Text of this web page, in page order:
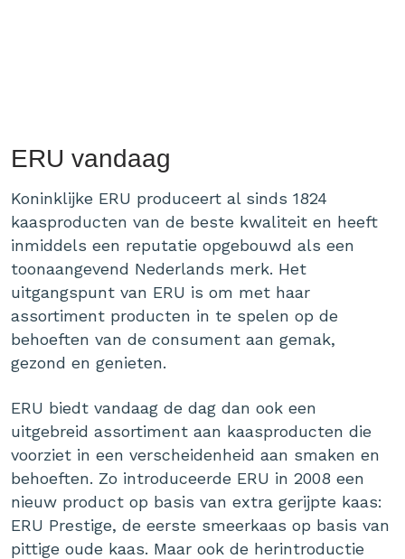
ERU vandaag
Koninklijke ERU produceert al sinds 1824
kaasproducten van de beste kwaliteit en heeft
inmiddels een reputatie opgebouwd als een
toonaangevend Nederlands merk. Het
uitgangspunt van ERU is om met haar
assortiment producten in te spelen op de
behoeften van de consument aan gemak,
gezond en genieten.
ERU biedt vandaag de dag dan ook een
uitgebreid assortiment aan kaasproducten die
voorziet in een verscheidenheid aan smaken en
behoeften. Zo introduceerde ERU in 2008 een
nieuw product op basis van extra gerijpte kaas:
ERU Prestige, de eerste smeerkaas op basis van
pittige oude kaas. Maar ook de herintroductie